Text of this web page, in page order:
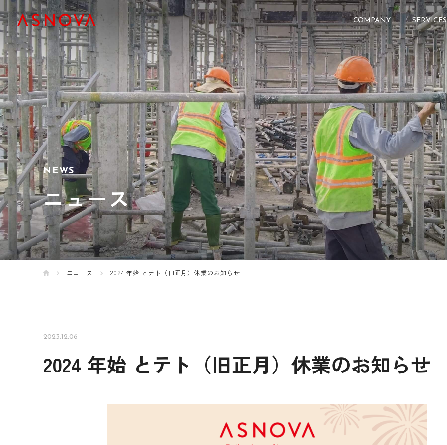
COMPANY SERVICES
NEWS
ニュース
ニュース 2024 年始 とテト（旧正月）休業のお知らせ
2023.12.06
2024 年始 とテト（旧正月）休業のお知らせ